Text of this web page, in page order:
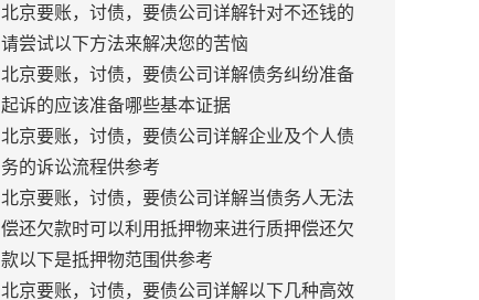
北京要账，讨债，要债公司详解针对不还钱的
请尝试以下方法来解决您的苦恼
北京要账，讨债，要债公司详解债务纠纷准备
起诉的应该准备哪些基本证据
北京要账，讨债，要债公司详解企业及个人债
务的诉讼流程供参考
北京要账，讨债，要债公司详解当债务人无法
偿还欠款时可以利用抵押物来进行质押偿还欠
款以下是抵押物范围供参考
北京要账，讨债，要债公司详解以下几种高效